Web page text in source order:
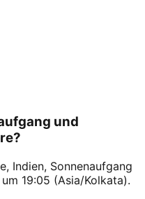
und
Indien, Sonnenaufgang
19:05 (Asia/Kolkata).